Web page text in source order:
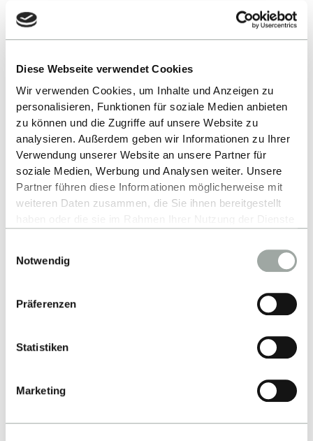
Diese Webseite verwendet Cookies
Wir verwenden Cookies, um Inhalte und Anzeigen zu
personalisieren, Funktionen für soziale Medien anbieten
zu können und die Zugriffe auf unsere Website zu
analysieren. Außerdem geben wir Informationen zu Ihrer
Verwendung unserer Website an unsere Partner für
soziale Medien, Werbung und Analysen weiter. Unsere
Partner führen diese Informationen möglicherweise mit
weiteren Daten zusammen, die Sie ihnen bereitgestellt
Alles zum Thema Cookies und personenbezogene
Datenverarbeitung entnehmen Sie unserer
Notwendig
Präferenzen
Statistiken
Marketing
Nach oben